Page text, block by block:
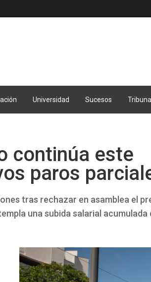
Universidad Sucesos
continúa este
paros
tras rechazar en asamblea el
una subida salarial acumulada